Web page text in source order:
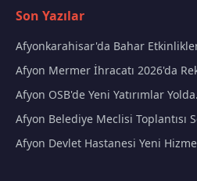
Son Yazılar
Afyonkarahisar'da Bahar
Afyon Mermer İhracatı 2026'da
Afyon OSB'de Yeni Yatırımlar
Afyon Belediye Meclisi Toplantısı
Afyon Devlet Hastanesi Yeni